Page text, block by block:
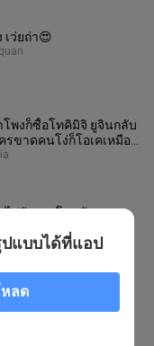
เว่ยถ่า😍
พงก็ซื้อโทคิมิจิ ยูจินกลับ
รขาดคนโง่ก็โอเคเหมือน
B เมิง】
ม่ร้องตะโกนบ้างเลย
นหิ้งของโจ๊กเกอร์บัคกี้
ศาจแห่งทุ่งหญ้า” หลี่
เพื่อขัดขวางฉินมู่ไม่ให้
ปแบบได้ที่แอป
ลด